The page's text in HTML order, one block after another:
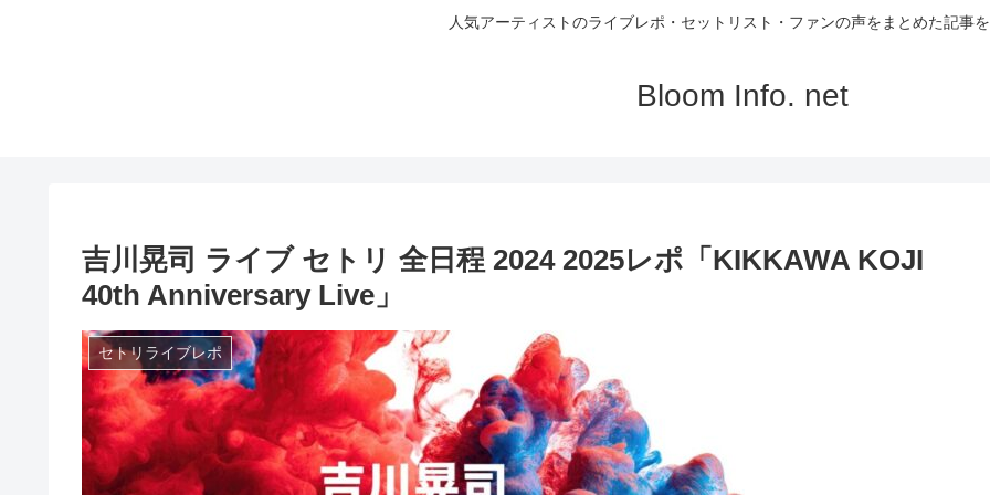
人気アーティストのライブレポ・セットリスト・ファンの声をまとめた記事
Bloom Info. net
吉川晃司 ライブ セトリ 全日程 2024 2025レポ「KIKKAWA KOJI
40th Anniversary Live」
セトリライブレポ